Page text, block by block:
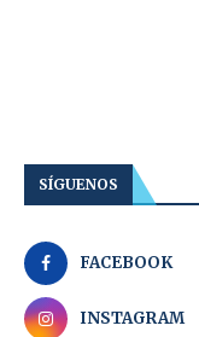
SÍGUENOS
FACEBOOK
INSTAGRAM